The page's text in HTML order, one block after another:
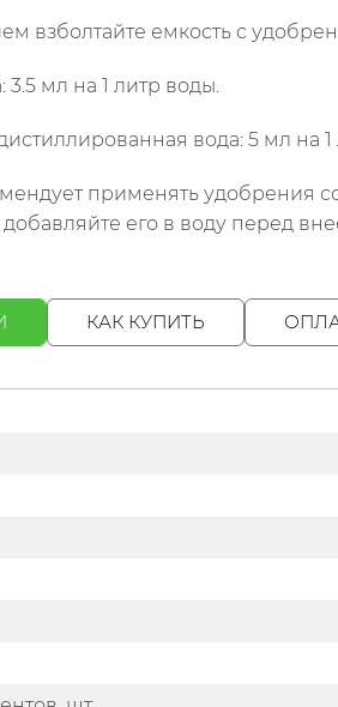
взболтайте емкость с
мл на 1 литр воды.
вода: 5 мл на 1
применять удобрения
добавляйте его в воду перед
КАК КУПИТЬ